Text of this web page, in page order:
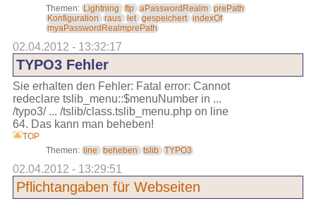
Themen: Lightning ftp aPasswordRealm prePath
Konfiguration
raus let gespeichert indexOf
myaPasswordRealmprePath
02.04.2012 - 13:32:17
TYPO3 Fehler
Sie erhalten den Fehler: Fatal error: Cannot
redeclare tslib_menu::$menuNumber in ...
/typo3/ ... /tslib/class.tslib_menu.php on line
64. Das kann man beheben!
TOP
Themen:line beheben tslib TYPO3
02.04.2012 - 13:29:51
Pflichtangaben für Webseiten